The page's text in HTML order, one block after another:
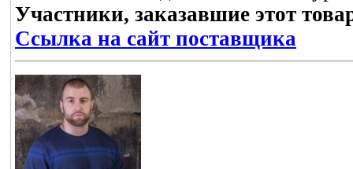
Участники, заказавшие этот
Ссылка на сайт поставщика